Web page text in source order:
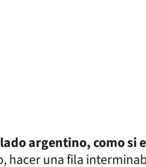
argentino, como si
hacer una fila